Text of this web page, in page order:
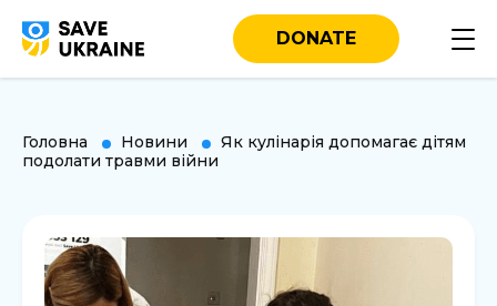
DONATE
Головна Новини
Як кулінарія допомагає дітям
подолати травми війни